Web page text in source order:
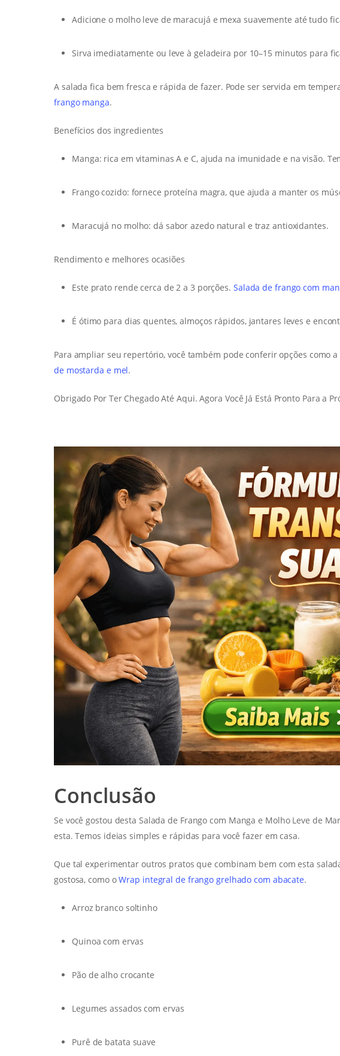
Adicione o molho leve de maracujá e mexa suavemente até tudo
Sirva imediatamente ou leve à geladeira por 10–15 minutos para
A salada fica bem fresca e rápida de fazer. Pode ser servida em
frango manga.
Benefícios dos ingredientes
Manga: rica em vitaminas A e C, ajuda na imunidade e na visão.
Frango cozido: fornece proteína magra, que ajuda a manter os
Maracujá no molho: dá sabor azedo natural e traz antioxidantes.
Rendimento e melhores ocasiões
Este prato rende cerca de 2 a 3 porções. Salada de frango com
É ótimo para dias quentes, almoços rápidos, jantares leves e
Para ampliar seu repertório, você também pode conferir opções como a
de mostarda e mel.
Obrigado Por Ter Chegado Até Aqui. Agora Você Já Está Pronto Para a
Conclusão
Se você gostou desta Salada de Frango com Manga e Molho Leve de
esta. Temos ideias simples e rápidas para você fazer em casa.
Que tal experimentar outros pratos que combinam bem com esta
gostosa, como oWrap integral de frango grelhado com abacate.
Arroz branco soltinho
Quinoa com ervas
Pão de alho crocante
Legumes assados com ervas
Purê de batata suave